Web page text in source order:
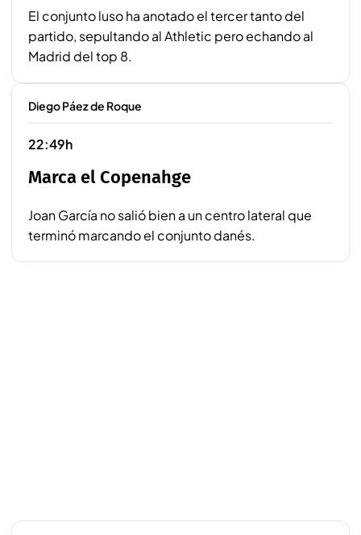
El conjunto luso ha anotado el tercer tanto del
partido, sepultando al Athletic pero echando al
Madrid del top 8.
Diego Páez de Roque
22:49h
Marca el Copenahge
Joan García no salió bien a un centro lateral que
terminó marcando el conjunto danés.